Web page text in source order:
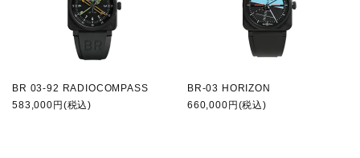
BR 03-92 RADIOCOMPASS
583,000円(税込)
BR-03 HORIZON
660,000円(税込)